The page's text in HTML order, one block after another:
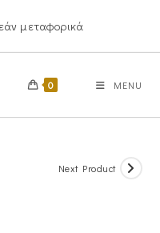
μεταφορικά
0 MENU
Next Product